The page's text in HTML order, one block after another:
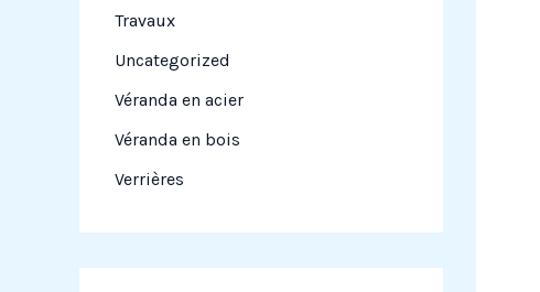
Travaux
Uncategorized
Véranda en acier
Véranda en bois
Verrières